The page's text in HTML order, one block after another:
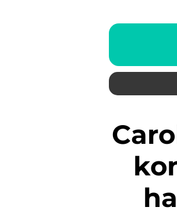
Carolina Gynning är en svensk